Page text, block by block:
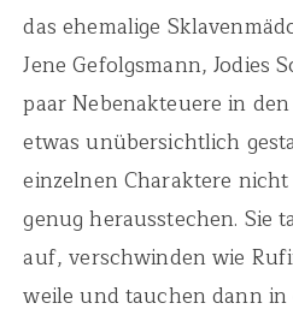
das ehemalige
Jene Gefolgsmann, Jodies
paar Nebenakteuere in
etwas unübersichtlich
einzelnen Charaktere
genug herausstechen. Sie
auf, verschwinden wie
weile und tauchen dann